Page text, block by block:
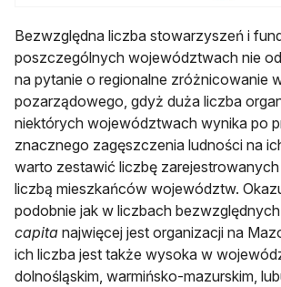
Bezwzględna liczba stowarzyszeń i
poszczególnych województwach nie
na pytanie o regionalne zróżnicowanie
pozarządowego, gdyż duża liczba
niektórych województwach wynika po
znacznego zagęszczenia ludności na
warto zestawić liczbę
liczbą mieszkańców województw.
podobnie jak w liczbach
capita najwięcej jest organizacji na
ich liczba jest także wysoka w
dolnośląskim, warmińsko-mazurskim,